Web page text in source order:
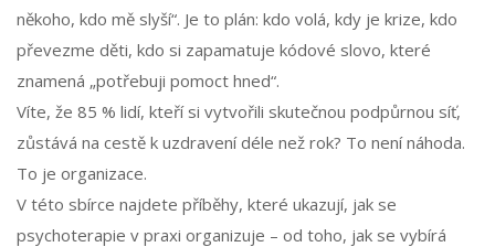
někoho, kdo mě slyší“. Je to plán: kdo volá, kdy je krize, kdo
převezme děti, kdo si zapamatuje kódové slovo, které
znamená „potřebuji pomoct hned“.
Víte, že 85 % lidí, kteří si vytvořili skutečnou podpůrnou síť,
zůstává na cestě k uzdravení déle než rok? To není náhoda.
To je organizace.
V této sbírce najdete příběhy, které ukazují, jak se
psychoterapie v praxi organizuje – od toho, jak se vybírá